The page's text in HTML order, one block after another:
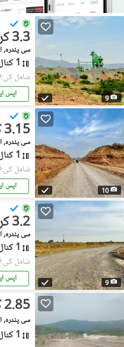
9
3.3 کروڑ
سی پندرہ,
1 کنال
شامل کی:9 گھنٹے پہل
ایس
10
3.15 کروڑ
سی پندرہ,
1 کنال
شامل کی:9 گھنٹے پہل
ایس
9
3.2 کروڑ
سی پندرہ,
1 کنال
شامل کی:9 گھنٹے پہل
ایس
2.85 کروڑ
سی پندرہ,
1 کنال